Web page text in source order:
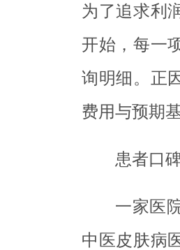
为了追求利
开始，每一
询明细。正
费用与预期
患者口
一家医
中医皮肤病